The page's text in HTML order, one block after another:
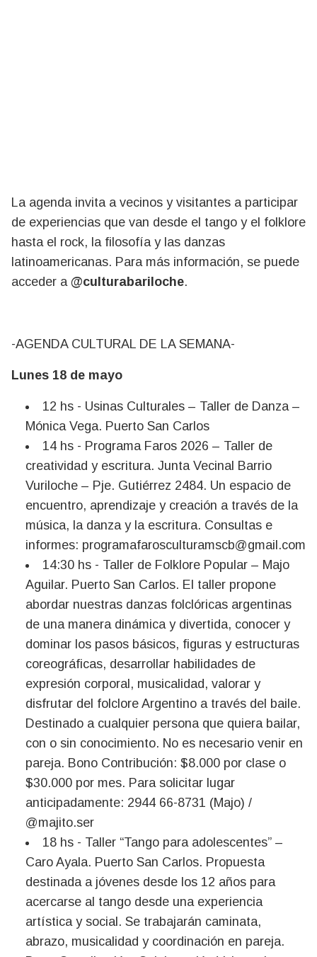
La agenda invita a vecinos y visitantes a participar
de experiencias que van desde el tango y el folklore
hasta el rock, la filosofía y las danzas
latinoamericanas. Para más información, se puede
acceder a @culturabariloche.
-AGENDA CULTURAL DE LA SEMANA-
Lunes 18 de mayo
12 hs - Usinas Culturales – Taller de Danza –
Mónica Vega. Puerto San Carlos
14 hs - Programa Faros 2026 – Taller de
creatividad y escritura. Junta Vecinal Barrio
Vuriloche – Pje. Gutiérrez 2484. Un espacio de
encuentro, aprendizaje y creación a través de la
música, la danza y la escritura. Consultas e
informes: programafarosculturamscb@gmail.com
14:30 hs - Taller de Folklore Popular – Majo
Aguilar. Puerto San Carlos. El taller propone
abordar nuestras danzas folclóricas argentinas
de una manera dinámica y divertida, conocer y
dominar los pasos básicos, figuras y estructuras
coreográficas, desarrollar habilidades de
expresión corporal, musicalidad, valorar y
disfrutar del folclore Argentino a través del baile.
Destinado a cualquier persona que quiera bailar,
con o sin conocimiento. No es necesario venir en
pareja. Bono Contribución: $8.000 por clase o
$30.000 por mes. Para solicitar lugar
anticipadamente: 2944 66-8731 (Majo) /
@majito.ser
18 hs - Taller “Tango para adolescentes” –
Caro Ayala. Puerto San Carlos. Propuesta
destinada a jóvenes desde los 12 años para
acercarse al tango desde una experiencia
artística y social. Se trabajarán caminata,
abrazo, musicalidad y coordinación en pareja.